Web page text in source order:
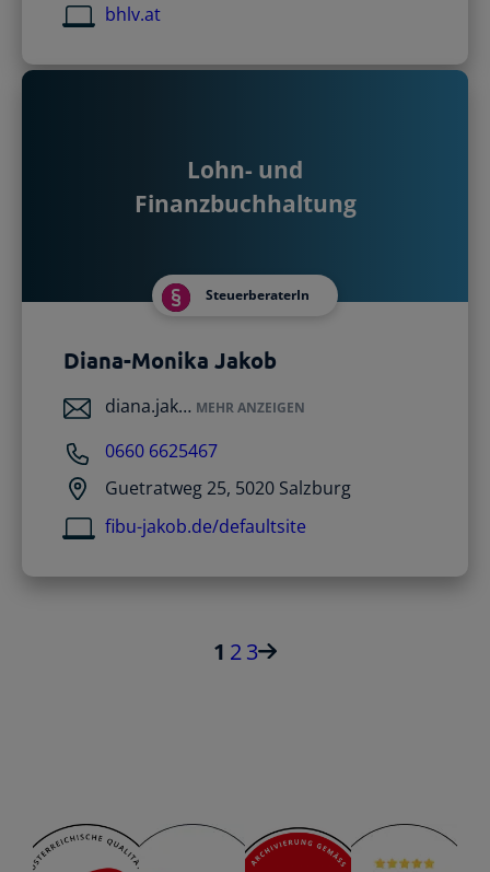
bhlv.at
Lohn- und
Finanzbuchhaltung
SteuerberaterIn
Diana-Monika Jakob
diana.jak… MEHR ANZEIGEN
0660 6625467
Guetratweg 25, 5020 Salzburg
fibu-jakob.de/defaultsite
1 23